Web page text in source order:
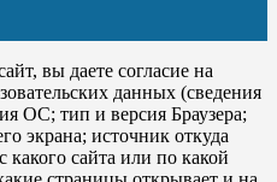
вы даете согласие на
данных (сведения
ОС; тип и версия Браузера;
экрана; источник откуда
какого сайта или по какой